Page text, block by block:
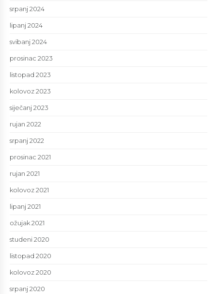
srpanj 2024
lipanj 2024
svibanj 2024
prosinac 2023
listopad 2023
kolovoz 2023
siječanj 2023
rujan 2022
srpanj 2022
prosinac 2021
rujan 2021
kolovoz 2021
lipanj 2021
ožujak 2021
studeni 2020
listopad 2020
kolovoz 2020
srpanj 2020